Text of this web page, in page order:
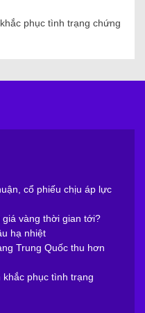
phục tình trạng chứng
cổ phiếu chịu áp lực
vàng thời gian tới?
hạ nhiệt
Trung Quốc thu hơn
phục tình trạng